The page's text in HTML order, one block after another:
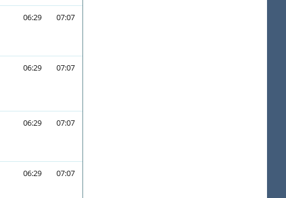
06:29 07:07
06:29 07:07
06:29 07:07
06:29 07:07